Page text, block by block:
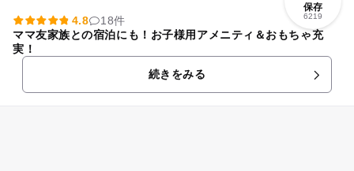
保存
6219
4.8
18件
ママ友家族との宿泊にも！お子様用アメニティ＆おもちゃ充
実！
続きをみる